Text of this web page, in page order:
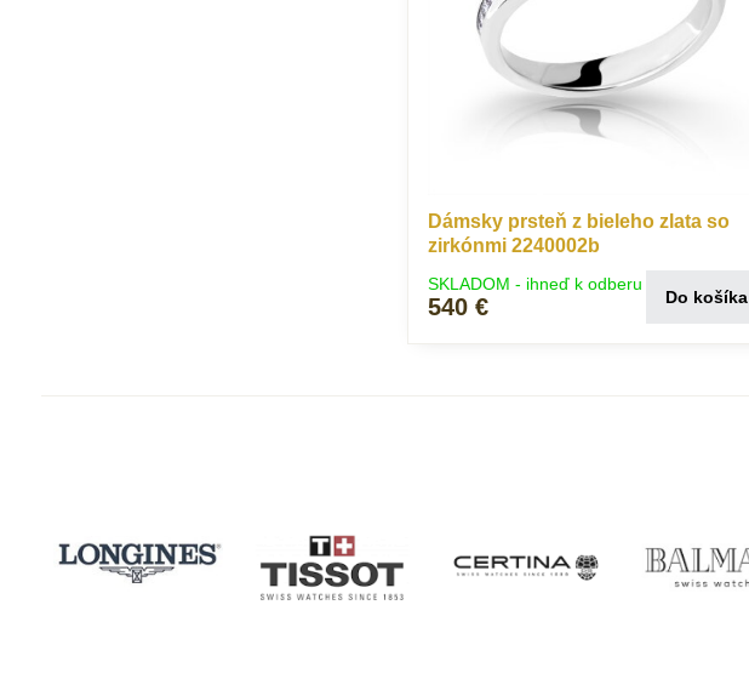
Dámsky prsteň z bieleho zlata so
zirkónmi 2240002b
SKLADOM - ihneď k odberu
540 € Do košíka